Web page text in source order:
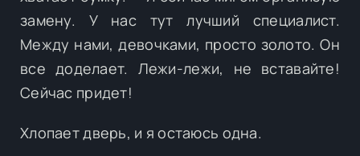
замену. У нас тут лучший специалист.
Между нами, девочками, просто золото. Он
все доделает. Лежи-лежи, не вставайте!
Сейчас придет!
Хлопает дверь, и я остаюсь одна.